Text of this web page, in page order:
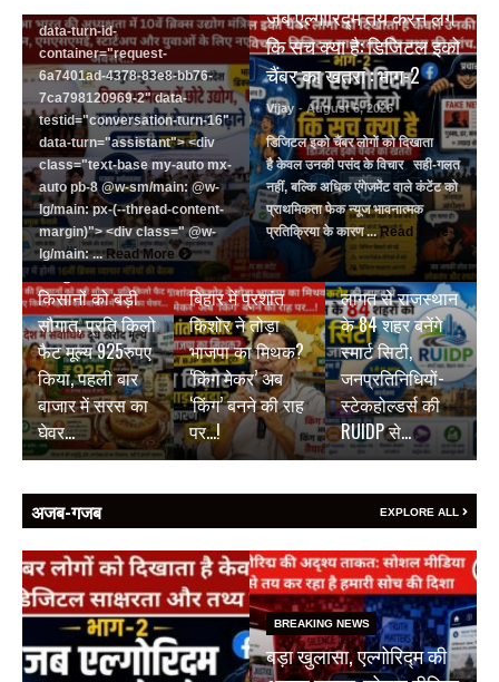
data-turn-id-
container="request-
6a7401ad-4378-83e8-bb76-
7ca798120969-2" data-
testid="conversation-turn-16"
data-turn="assistant"> <div
class="text-base my-auto mx-
auto pb-8 @w-sm/main: @w-
lg/main: px-(--thread-content-
margin)"> <div class=" @w-
lg/main: ... Read More
जब एल्गोरिद्म तय करने लगे
कि सच क्या है: डिजिटल इको
चैंबर का खतरा : भाग-2
Vijay - August 6, 2026
डिजिटल इको चैंबर लोगों को दिखाता
है केवल उनकी पसंद के विचार सही-गलत
नहीं, बल्कि अधिक एंगेजमेंट वाले कंटेंट को
प्राथमिकता फेक न्यूज भावनात्मक
प्रतिक्रिया के कारण ... Read More
BREAKING NEWS
जयपुर डेयरी की
किसानों को बड़ी
सौगात, प्रति किलो
फैट मूल्य 925रुपए
किया, पहली बार
बाजार में सरस का
घेवर…
BREAKING NEWS
बिहार में प्रशांत
किशोर ने तोड़ा
भाजपा का मिथक?
‘किंग मेकर’ अब
‘किंग’ बनने की राह
पर…!
BREAKING NEWS
₹9500 करोड़ की
लागत से राजस्थान
के 84 शहर बनेंगे
स्मार्ट सिटी,
जनप्रतिनिधियों-
स्टेकहोल्डर्स की
RUIDP से…
अजब-गजब EXPLORE ALL
BREAKING NEWS
बड़ा खुलासा, एल्गोरिद्म की